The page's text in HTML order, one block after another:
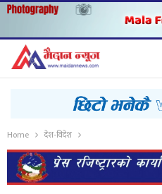
Home देश-विदेश